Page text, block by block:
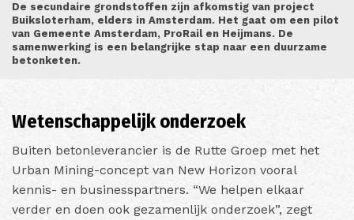
De secundaire grondstoffen zijn afkomstig van project
Buiksloterham, elders in Amsterdam. Het gaat om een pilot
van Gemeente Amsterdam, ProRail en Heijmans. De
samenwerking is een belangrijke stap naar een duurzame
betonketen.
Wetenschappelijk onderzoek
Buiten betonleverancier is de Rutte Groep met het
Urban Mining-concept van New Horizon vooral
kennis- en businesspartners. “We helpen elkaar
verder en doen ook gezamenlijk onderzoek”, zegt